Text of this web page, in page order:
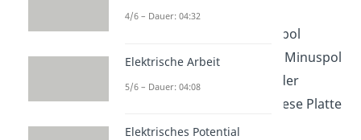
Plattenkondensators hin
abgestoßen und vom Pluspol
angezogen, um dann vom Minuspol
auf der anderen Seite wieder
abgestoßen zu werden. Diese Platte
lädt sich dann durch den
4/6 – Dauer: 04:32
Elektrische Arbeit
5/6 – Dauer: 04:08
Elektrisches Potential